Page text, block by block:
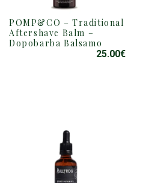
POMP&CO – Traditional
Aftershave Balm –
Dopobarba Balsamo
25.00€